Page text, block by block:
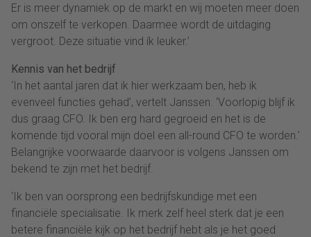
Er is meer dynamiek op de markt en wij moeten meer doen
om onszelf te verkopen. Daarmee wordt de uitdaging
vergroot. Deze situatie vind ík leuker.’
Kennis van het bedrijf
‘In het aantal jaren dat ik hier werkzaam ben, heb ik
evenveel functies gehad’, vertelt Janssen. ‘Voorlopig blijf ik
dus graag CFO. Ik ben erg hard gegroeid en het is de
komende tijd vooral mijn doel een all-round CFO te worden.’
Belangrijke voorwaarde daarvoor is volgens Janssen om
bekend te zijn met het bedrijf.
‘Ik ben van oorsprong een bedrijfskundige met een
financiële specialisatie. Ik merk zelf heel sterk dat je een
betere financiële kijk op het bedrijf hebt als je het goed